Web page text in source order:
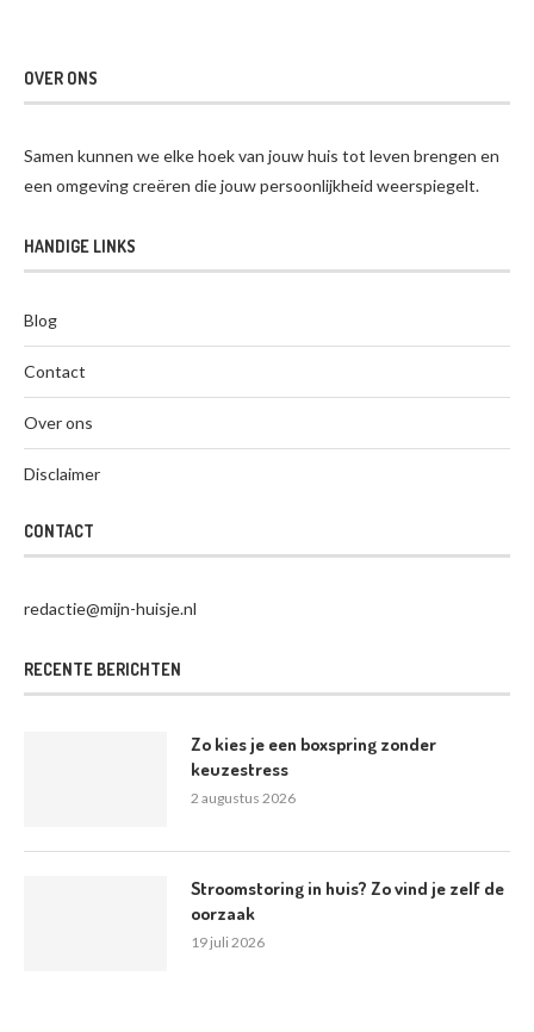
OVER ONS
Samen kunnen we elke hoek van jouw huis tot leven brengen en
een omgeving creëren die jouw persoonlijkheid weerspiegelt.
HANDIGE LINKS
Blog
Contact
Over ons
Disclaimer
CONTACT
redactie@mijn-huisje.nl
RECENTE BERICHTEN
Zo kies je een boxspring zonder
keuzestress
2 augustus 2026
Stroomstoring in huis? Zo vind je zelf de
oorzaak
19 juli 2026